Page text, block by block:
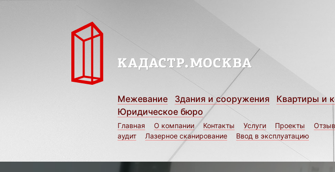
Межевание Здания и сооружения Квартиры и
Юридическое бюро
Главная О компании Контакты Услуги Проекты
аудит
Лазерное сканирование Ввод в эксплуатацию